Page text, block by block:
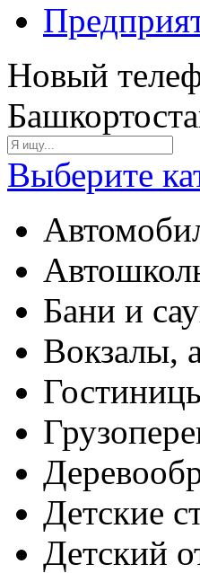
Новый
Выберите
Бани и
Вокзалы,
Детские
Детский